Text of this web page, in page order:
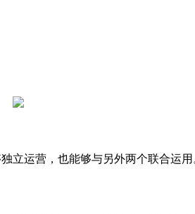
立运营，也能够与另外两个联合运